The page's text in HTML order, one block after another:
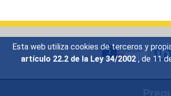
Esta web utiliza cookies de terceros y
artículo 22.2 de la Ley 34/2002 , de 11